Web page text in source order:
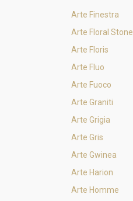
Arte Finestra
Arte Floral Stone
Arte Floris
Arte Fluo
Arte Fuoco
Arte Graniti
Arte Grigia
Arte Gris
Arte Gwinea
Arte Harion
Arte Homme